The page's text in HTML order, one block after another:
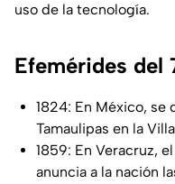
uso de la tecnología.
Efemérides del
1824: En México, se
Tamaulipas en la
1859: En Veracruz,
anuncia a la nación